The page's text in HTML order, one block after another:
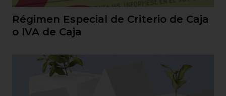
Régimen Especial de Criterio de Caja
o IVA de Caja